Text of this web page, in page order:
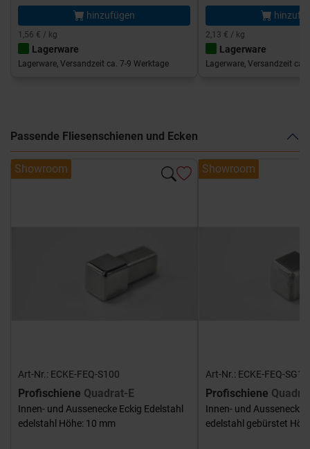
hinzufügen
1,56 € / kg
Lagerware
Lagerware, Versandzeit ca. 7-9 Werktage
2,13 € / kg
Lagerware
Lagerware, Versandzeit ca.
Passende Fliesenschienen und Ecken
Showroom
Art-Nr.: ECKE-FEQ-S100
Profischiene Quadrat-E
Innen- und Aussenecke Eckig Edelstahl
edelstahl Höhe: 10 mm
Showroom
Art-Nr.: ECKE-FEQ-
Profischiene
Innen- und Aussenecke
edelstahl gebürstet